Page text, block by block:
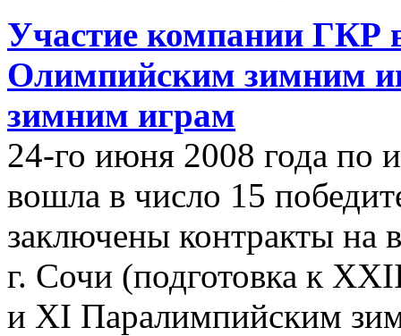
Участие компании ГКР
Олимпийским зимним
зимним играм
24-го июня 2008 года по
вошла в число 15
заключены контракты на
г. Сочи (подготовка к
и XI Паралимпийским